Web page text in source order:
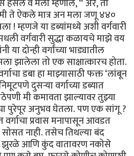
हसले व मला म्हणाले, “ अरे, तो
मी ते ऐकले मात्र अन मला जणू ४४०
! म्हणजे या डब्यांमध्ये अशी वर्गवारी
वर्गवारी सुद्धा कळायचे माझे वय
दोन्ही वर्गांच्या भाड्यातील
झालेला तो एक साक्षात्कारच होता.
डबा हा माझ्यासाठी फक्त ‘लांबून
दुसऱ्या वर्गाच्या डब्यात
मी कमावता झाल्यावर तुझ्या
पुरेपूर अनुभव घेतला. पण एक सांगू ?
वर्गाचा प्रवास मनापासून आवडत
सोसत नाही. तसेच तिथल्या बंद
आणि कुंद वातावरण नकोसे